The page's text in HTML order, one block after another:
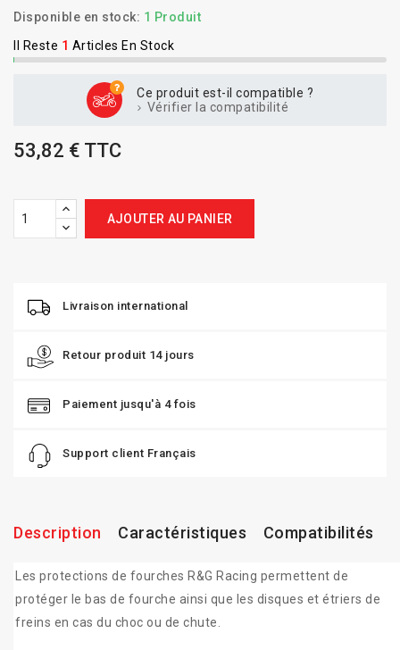
Disponible en stock: 1 Produit
Il Reste 1 Articles En Stock
Ce produit est-il compatible ?
Vérifier la compatibilité
53,82 € TTC
AJOUTER AU PANIER
Livraison international
Retour produit 14 jours
Paiement jusqu'à 4 fois
Support client Français
Description Caractéristiques Compatibilités
Les protections de fourches R&G Racing permettent de
protéger le bas de fourche ainsi que les disques et étriers de
freins en cas du choc ou de chute.